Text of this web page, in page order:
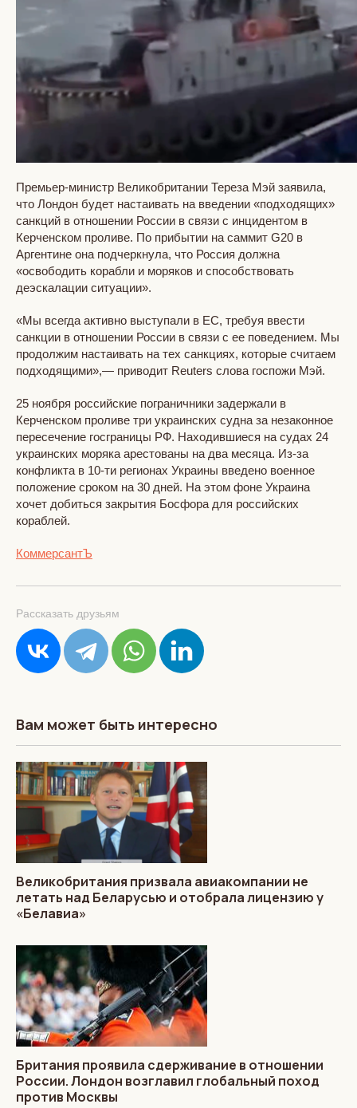
Премьер-министр Великобритании Тереза Мэй заявила,
что Лондон будет настаивать на введении «подходящих»
санкций в отношении России в связи с инцидентом в
Керченском проливе. По прибытии на саммит G20 в
Аргентине она подчеркнула, что Россия должна
«освободить корабли и моряков и способствовать
деэскалации ситуации».
«Мы всегда активно выступали в ЕС, требуя ввести
санкции в отношении России в связи с ее поведением. Мы
продолжим настаивать на тех санкциях, которые считаем
подходящими»,— приводит Reuters слова госпожи Мэй.
25 ноября российские пограничники задержали в
Керченском проливе три украинских судна за незаконное
пересечение госграницы РФ. Находившиеся на судах 24
украинских моряка арестованы на два месяца. Из-за
конфликта в 10-ти регионах Украины введено военное
положение сроком на 30 дней. На этом фоне Украина
хочет добиться закрытия Босфора для российских
кораблей.
КоммерсантЪ
Рассказать друзьям
Вам может быть интересно
Великобритания призвала авиакомпании не
летать над Беларусью и отобрала лицензию у
«Белавиа»
Британия проявила сдерживание в отношении
России. Лондон возглавил глобальный поход
против Москвы